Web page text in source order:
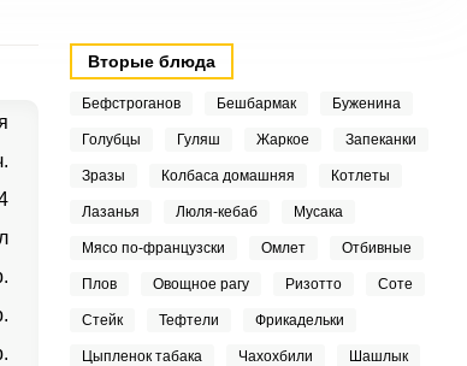
Вторые блюда
Бефстроганов Бешбармак Буженина
Голубцы Гуляш Жаркое Запеканки
Зразы Колбаса домашняя Котлеты
Лазанья Люля-кебаб Мусака
Мясо по-французски Омлет Отбивные
Плов Овощное рагу Ризотто Соте
Стейк Тефтели Фрикадельки
Цыпленок табака Чахохбили Шашлык